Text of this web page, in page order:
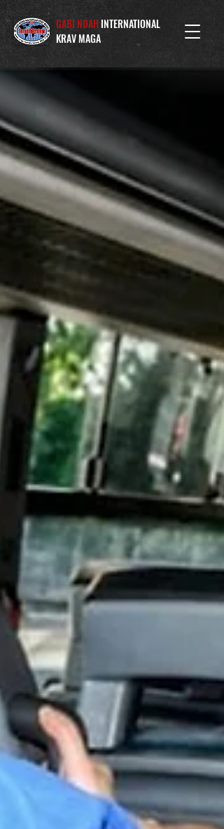
GABI NOAHINTERNATIONAL
KRAV MAGA